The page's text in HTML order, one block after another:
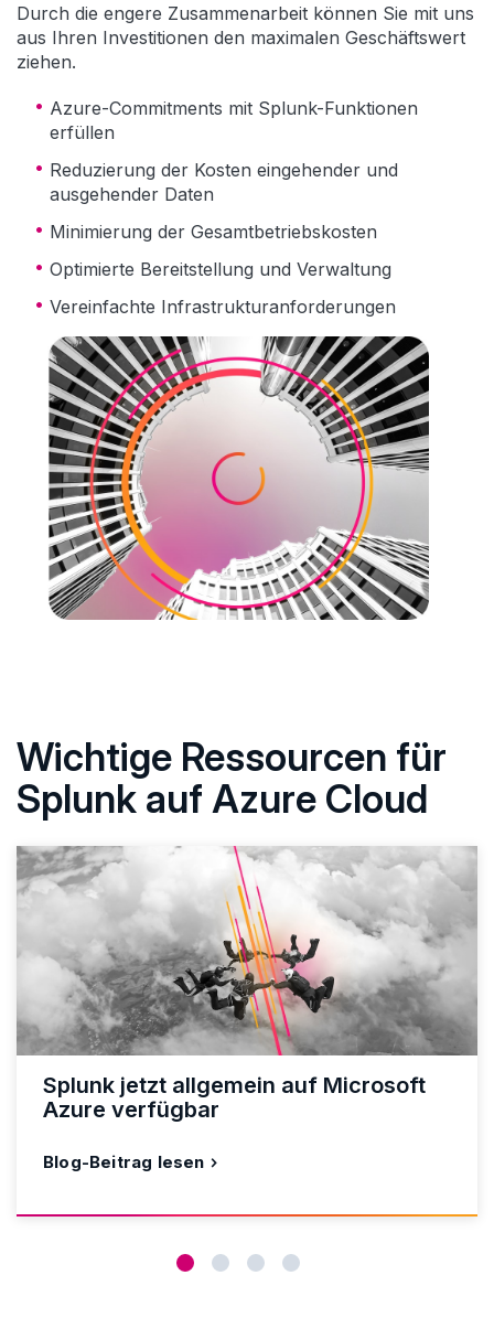
Durch die engere Zusammenarbeit können Sie mit uns
aus Ihren Investitionen den maximalen Geschäftswert
ziehen.
Azure-Commitments mit Splunk-Funktionen
erfüllen
Reduzierung der Kosten eingehender und
ausgehender Daten
Minimierung der Gesamtbetriebskosten
Optimierte Bereitstellung und Verwaltung
Vereinfachte Infrastrukturanforderungen
Wichtige Ressourcen für
Splunk auf Azure Cloud
Splunk jetzt allgemein auf Microsoft
Azure verfügbar
Blog-Beitrag lesen